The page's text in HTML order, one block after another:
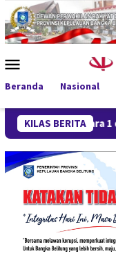
Loncat
ke
konten
Mobile
Beranda Nasional
KILAS BERITA
Juara 1 dan 3